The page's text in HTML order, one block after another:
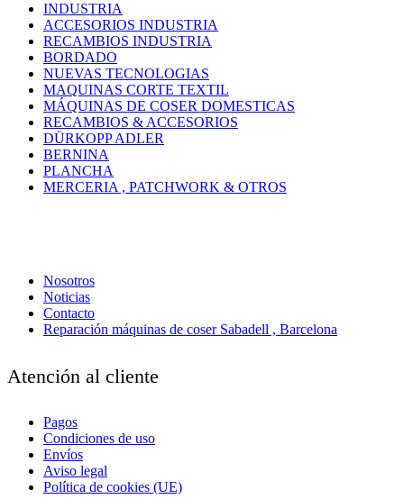
INDUSTRIA
ACCESORIOS INDUSTRIA
RECAMBIOS INDUSTRIA
BORDADO
NUEVAS TECNOLOGIAS
MAQUINAS CORTE TEXTIL
MÁQUINAS DE COSER DOMESTICAS
RECAMBIOS & ACCESORIOS
DÜRKOPP ADLER
BERNINA
PLANCHA
MERCERIA , PATCHWORK & OTROS
Nosotros
Noticias
Contacto
Reparación máquinas de coser Sabadell , Barcelona
Atención al cliente
Pagos
Condiciones de uso
Envíos
Aviso legal
Política de cookies (UE)